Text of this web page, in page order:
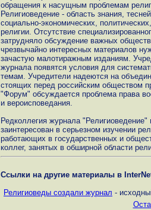
обращения к насущным проблемам
Религиоведение - область знания,
социально-экономических,
религии. Отсутствие
затрудняло обсуждение важных
чрезвычайно интересных материалов
зачастую малотиражным изданиям.
журнала появятся условия для
темам. Учредители надеются на
стоящих перед российским обществом
"Форум" обсуждается проблема права
и вероисповедания.
Редколлегия журнала "Религиоведение"
заинтересован в серьезном изучении
работающих в государственных и
коллег, занятых в обширной области
Ссылки на другие материалы в
Религиоведы создали журнал -